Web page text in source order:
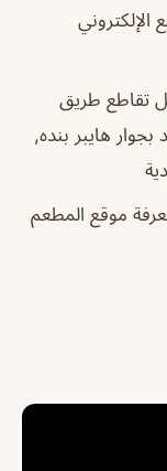
الإلكتروني
تقاطع طريق
هايبر بنده,
موقع المطعم